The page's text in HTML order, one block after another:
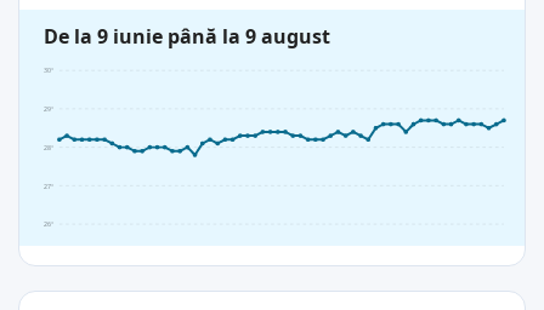
De la 9 iunie până la 9 august
26°
27°
28°
29°
30°